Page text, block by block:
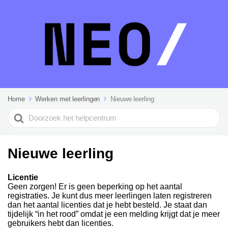
Home Werken met leerlingen Nieuwe leerling
Search
For
Nieuwe leerling
Licentie
Geen zorgen! Er is geen beperking op het aantal
registraties. Je kunt dus meer leerlingen laten registreren
dan het aantal licenties dat je hebt besteld. Je staat dan
tijdelijk “in het rood” omdat je een melding krijgt dat je meer
gebruikers hebt dan licenties.